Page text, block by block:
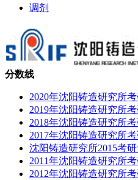
调剂
分数线
2020年沈阳铸造研究所
2019年沈阳铸造研究所
2018年沈阳铸造研究所
2017年沈阳铸造研究所
沈阳铸造研究所2015考
2011年沈阳铸造研究所
2012年沈阳铸造研究所